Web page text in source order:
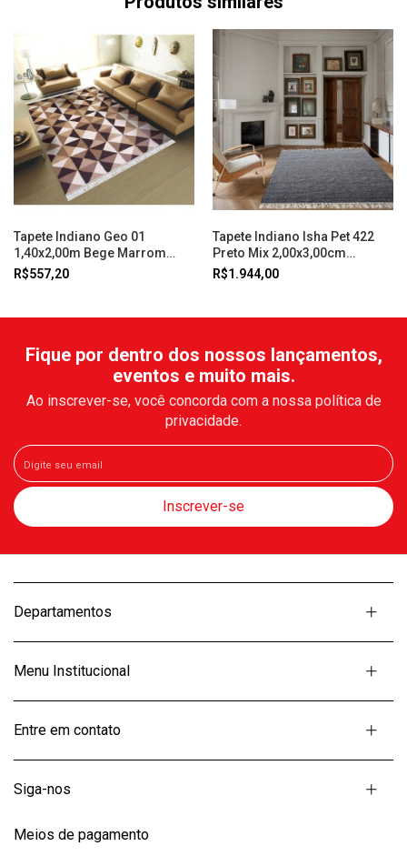
Tapete Indiano Geo 01
1,40x2,00m Bege Marrom
Abdalla
R$557,20
Tapete Indiano Isha Pet 422
Preto Mix 2,00x3,00cm
Abdalla
R$1.944,00
Fique por dentro dos nossos lançamentos,
eventos e muito mais.
Ao inscrever-se, você concorda com a nossa política de
privacidade.
Departamentos
Menu Institucional
Entre em contato
Siga-nos
Meios de pagamento